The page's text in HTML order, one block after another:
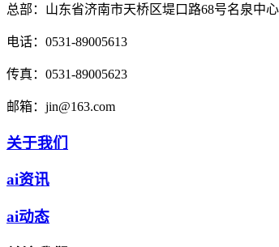
总部： 山东省济南市天桥区堤口路68号名泉中
电话： 0531-89005613
传真： 0531-89005623
邮箱： jin@163.com
关于我们
ai资讯
ai动态